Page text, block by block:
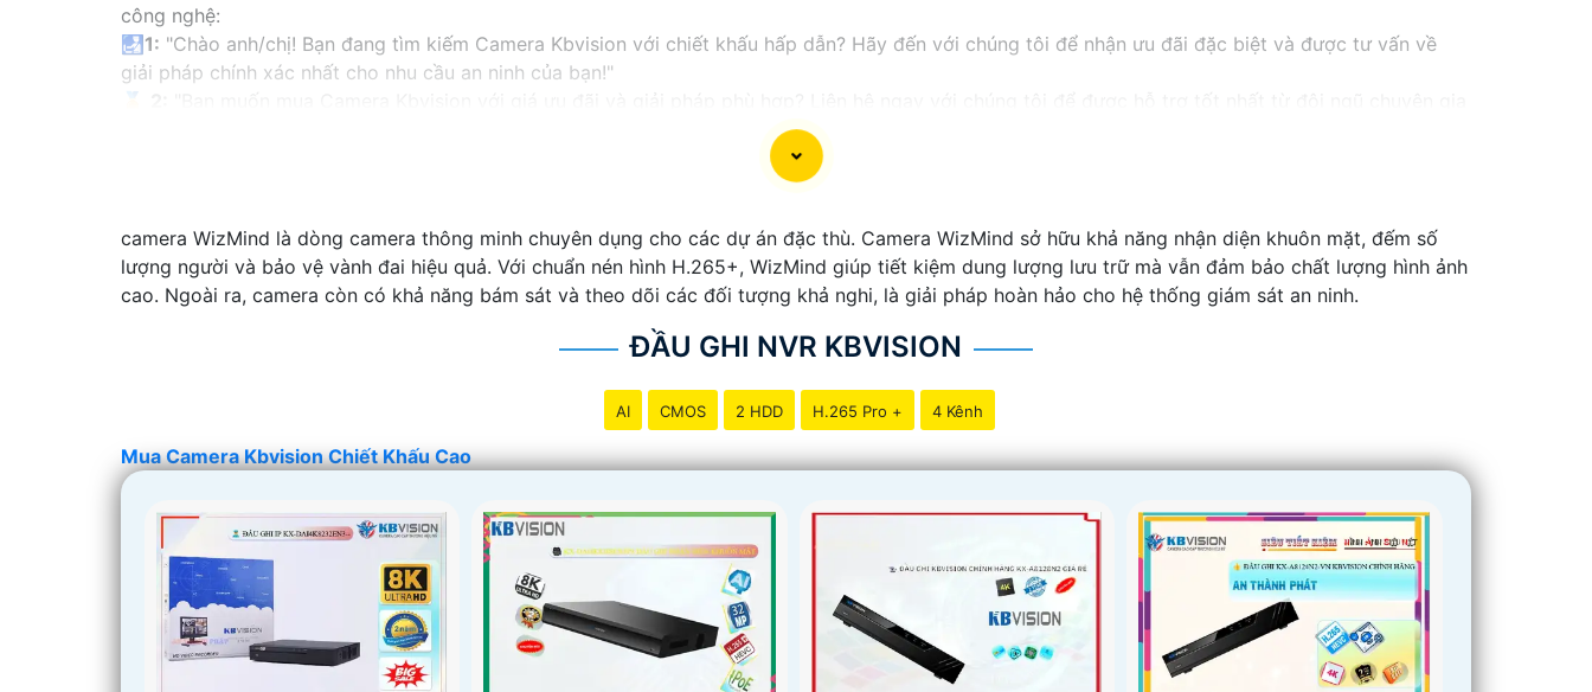
công nghệ:
🛃 1: "Chào anh/chị! Bạn đang tìm kiếm Camera Kbvision với chiết khấu hấp dẫn? Hãy đến với chúng tôi để nhận ưu đãi đặc biệt và được tư vấn về
giải pháp chính xác nhất cho nhu cầu an ninh của bạn!"
️🏅️
"Chúng tôi cam kết cung cấp Camera Kbvision chính hãng với chiết khấu cao nhất trên thị trường. Hãy đến với chúng tôi để trải nghiệm dịch vụ
tốt nhất và nhận được sự tư vấn chuyên nghiệp về giải pháp an ninh cần thiết!"
hay câu hỏi nào khác, bạn có thể chia sẻ để tôi hỗ trợ bạn tốt hơn!
camera WizMind là dòng camera thông minh chuyên dụng cho các dự án đặc thù. Camera WizMind sở hữu khả năng nhận diện khuôn mặt, đếm số
lượng người và bảo vệ vành đai hiệu quả. Với chuẩn nén hình H.265+, WizMind giúp tiết kiệm dung lượng lưu trữ mà vẫn đảm bảo chất lượng hình ảnh
cao. Ngoài ra, camera còn có khả năng bám sát và theo dõi các đối tượng khả nghi, là giải pháp hoàn hảo cho hệ thống giám sát an ninh.
ĐẦU GHI NVR KBVISION
AI CMOS 2 HDD H.265 Pro + 4 Kênh
Mua Camera Kbvision Chiết Khấu Cao